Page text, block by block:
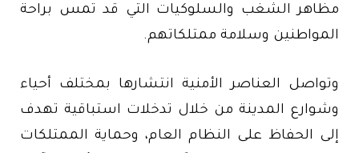
مظاهر الشغب والسلوكيات التي قد تمس براحة
المواطنين وسلامة ممتلكاتهم.
وتواصل العناصر الأمنية انتشارها بمختلف أحياء
وشوارع المدينة من خلال تدخلات استباقية تهدف
إلى الحفاظ على النظام العام، وحماية الممتلكات